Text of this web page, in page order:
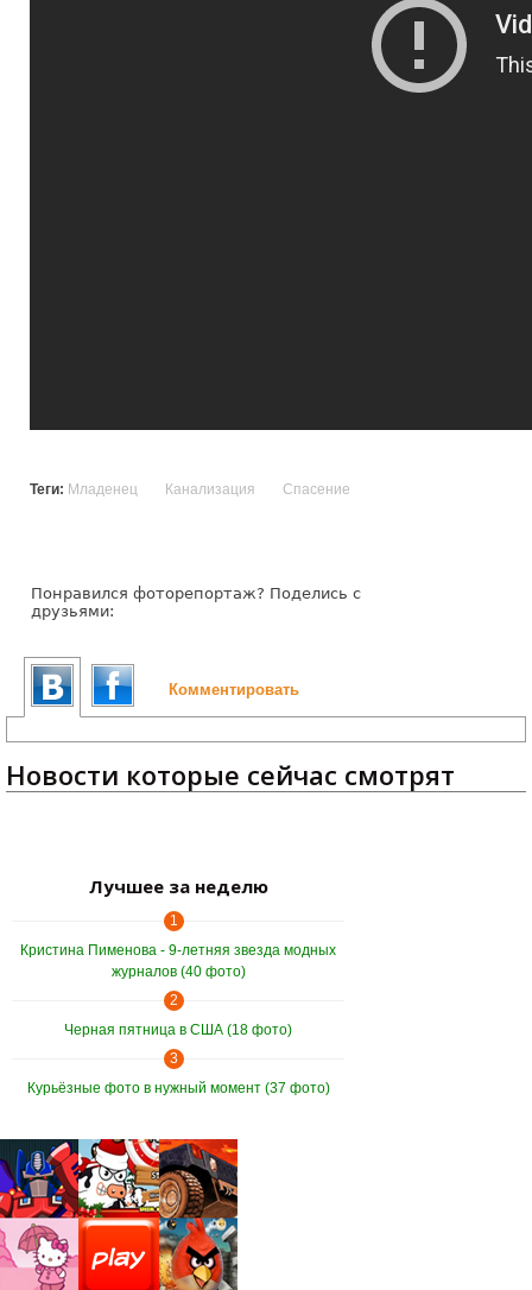
Теги: Младенец Канализация Спасение
Понравился фоторепортаж? Поделись с
друзьями:
Комментировать
Новости которые сейчас смотрят
Лучшее за неделю
1
Кристина Пименова - 9-летняя звезда модных
журналов (40 фото)
2
Черная пятница в США (18 фото)
3
Курьёзные фото в нужный момент (37 фото)